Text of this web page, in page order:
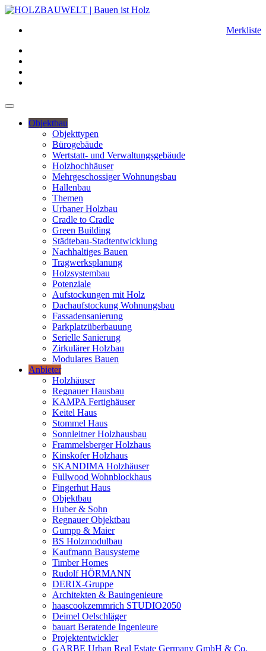
Merkliste
Objektbau
Objekttypen
Bürogebäude
Wertstatt- und Verwaltungsgebäude
Holzhochhäuser
Mehrgeschossiger Wohnungsbau
Hallenbau
Themen
Urbaner Holzbau
Cradle to Cradle
Green Building
Städtebau-Stadtentwicklung
Nachhaltiges Bauen
Tragwerksplanung
Holzsystembau
Potenziale
Aufstockungen mit Holz
Dachaufstockung Wohnungsbau
Fassadensanierung
Parkplatzüberbauung
Serielle Sanierung
Zirkulärer Holzbau
Modulares Bauen
Anbieter
Holzhäuser
Regnauer Hausbau
KAMPA Fertighäuser
Keitel Haus
Stommel Haus
Sonnleitner Holzhausbau
Frammelsberger Holzhaus
Kinskofer Holzhaus
SKANDIMA Holzhäuser
Fullwood Wohnblockhaus
Fingerhut Haus
Objektbau
Huber & Sohn
Regnauer Objektbau
Gumpp & Maier
BS Holzmodulbau
Kaufmann Bausysteme
Timber Homes
Rudolf HÖRMANN
DERIX-Gruppe
Architekten & Bauingenieure
haascookzemmrich STUDIO2050
Deimel Oelschläger
bauart Beratende Ingenieure
Projektentwickler
GARBE Urban Real Estate Germany GmbH & Co.